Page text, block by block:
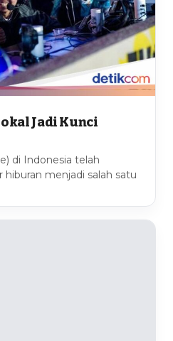
Jadi Kunci
di Indonesia telah
hiburan menjadi salah satu